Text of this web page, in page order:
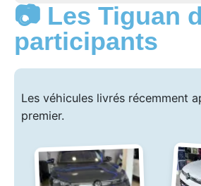
📷 Les Tiguan
participants
Les véhicules livrés récemment
premier.